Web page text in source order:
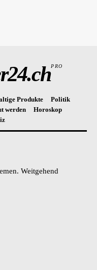
PRO
Produkte
Politik
werden
Horoskop
Weitgehend